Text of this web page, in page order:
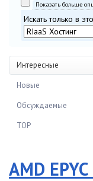
Показать больше
Искать только в
Интересные
Новые
Обсуждаемые
TOP
AMD